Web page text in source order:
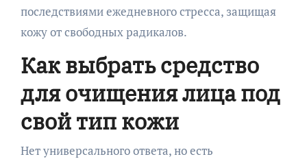
последствиями ежедневного стресса, защищая
кожу от свободных радикалов.
Как выбрать средство
для очищения лица под
свой тип кожи
Нет универсального ответа, но есть